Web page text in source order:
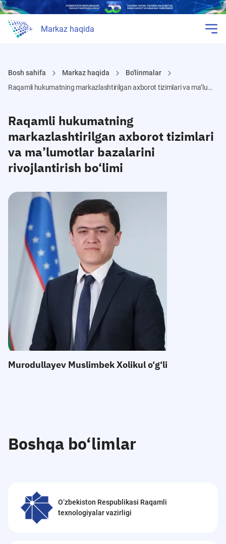
Markaz haqida
Bosh sahifa Markaz haqida
Bo'linmalar
Raqamli hukumatning markazlashtirilgan axborot tizimlari va ma’lumotlar bazalarini rivojlantirish bo‘limi
Raqamli hukumatning
markazlashtirilgan axborot tizimlari
va ma’lumotlar bazalarini
rivojlantirish bo‘limi
Telefon
Qabul
Murodullayev Muslimbek Xolikul o‘g‘li
Boshqa bo‘limlar
O‘zbekiston Respublikasi Raqamli
texnologiyalar vazirligi